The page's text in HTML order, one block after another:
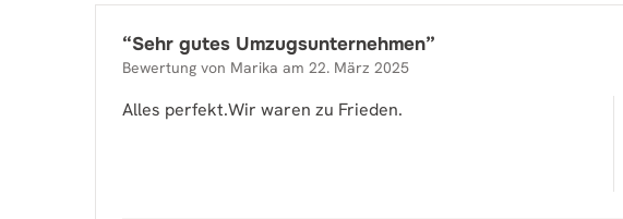
“Sehr gutes Umzugsunternehmen”
Bewertung von Marika am 22. März 2025
Alles perfekt.Wir waren zu Frieden.